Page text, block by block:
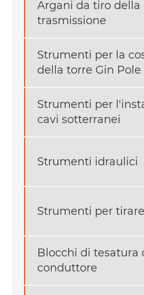
Argani da tiro della
trasmissione
Strumenti per la
della torre Gin Pole
Strumenti per
cavi sotterranei
Strumenti idraulici
Strumenti per
Blocchi di tesatura
conduttore